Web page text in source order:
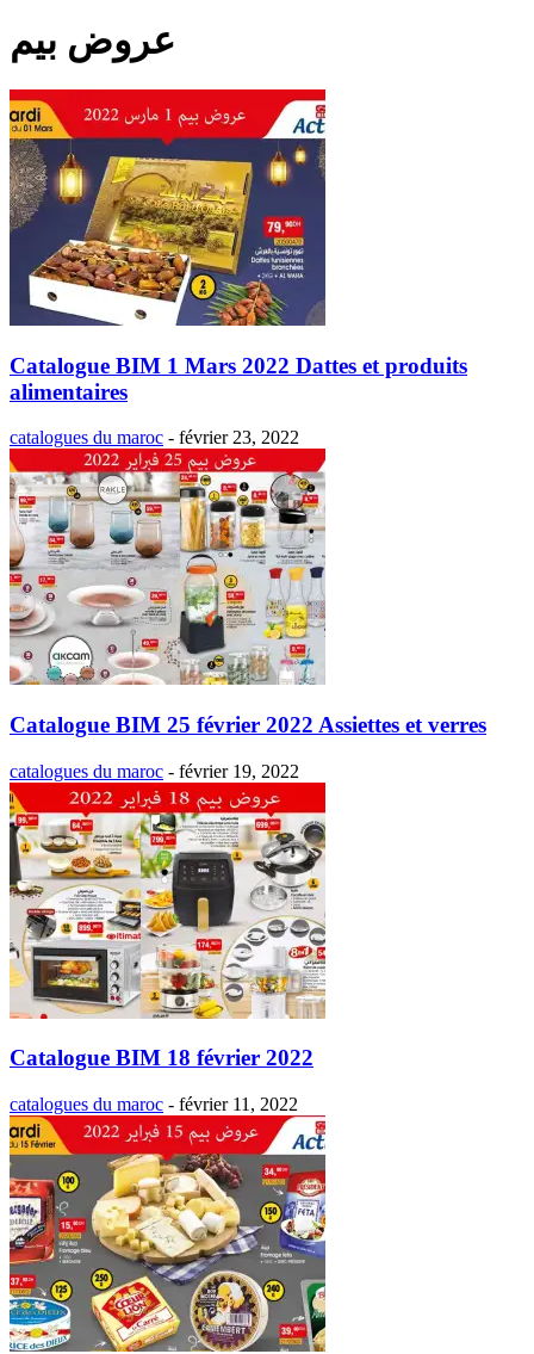
عروض بيم
Catalogue BIM 1 Mars 2022 Dattes et produits
alimentaires
catalogues du maroc - février 23, 2022
Catalogue BIM 25 février 2022 Assiettes et verres
catalogues du maroc - février 19, 2022
Catalogue BIM 18 février 2022
catalogues du maroc - février 11, 2022